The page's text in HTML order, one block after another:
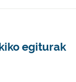
egiturak